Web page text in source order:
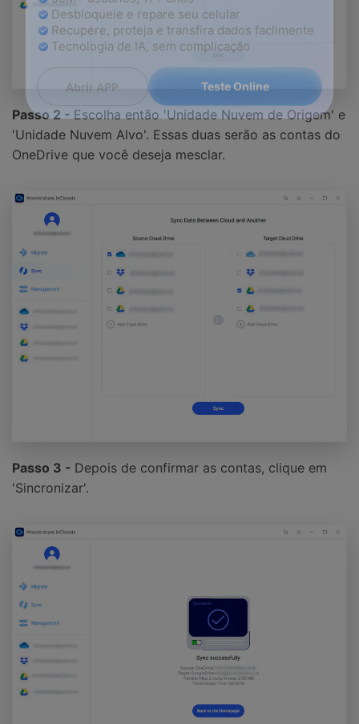
50M+ usuários, 17+ anos
Desbloqueie e repare seu celular
Recupere, proteja e transfira dados faclimente
Tecnologia de IA, sem complicação
Abrir APP Teste Online
Passo 2 - Escolha então 'Unidade Nuvem de Origem' e
'Unidade Nuvem Alvo'. Essas duas serão as contas do
OneDrive que você deseja mesclar.
Passo 3 - Depois de confirmar as contas, clique em
'Sincronizar'.